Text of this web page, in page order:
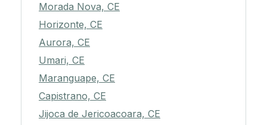
Morada Nova, CE
Horizonte, CE
Aurora, CE
Umari, CE
Maranguape, CE
Capistrano, CE
Jijoca de Jericoacoara, CE